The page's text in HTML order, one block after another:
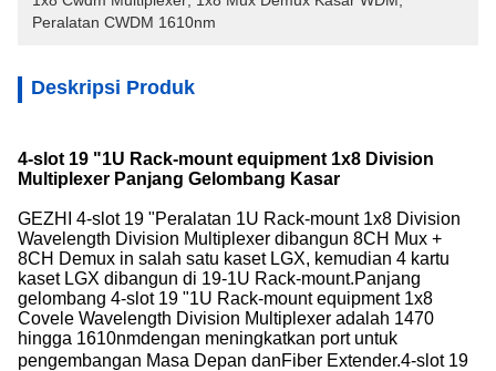
Peralatan CWDM 1610nm
Deskripsi Produk
4-slot 19 "1U Rack-mount equipment 1x8 Division
Multiplexer Panjang Gelombang Kasar
GEZHI 4-slot 19 "Peralatan 1U Rack-mount 1x8 Division
Wavelength Division Multiplexer dibangun 8CH Mux +
8CH Demux in salah satu kaset LGX, kemudian 4 kartu
kaset LGX dibangun di 19-1U Rack-mount.Panjang
gelombang 4-slot 19 "1U Rack-mount equipment 1x8
Covele Wavelength Division Multiplexer adalah 1470
hingga 1610nmdengan meningkatkan port untuk
pengembangan Masa Depan danFiber Extender.4-slot 19